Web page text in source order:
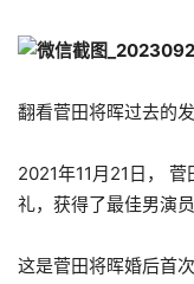
翻看菅田将晖过去的
2021年11月21日，
礼，获得了最佳男演员
这是菅田将晖婚后首